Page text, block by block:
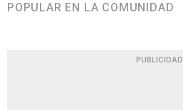
POPULAR EN LA COMUNIDAD
PUBLICIDAD